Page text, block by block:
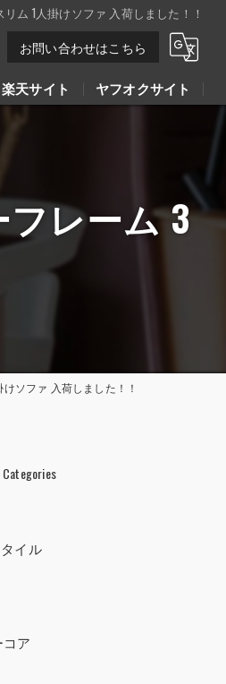
リム 1人掛けソファ 入荷しました！！
お問い合わせはこちら
楽天サイト ヤフオクサイト
フレーム 3
けソファ 入荷しました！！
Categories
イル
コア